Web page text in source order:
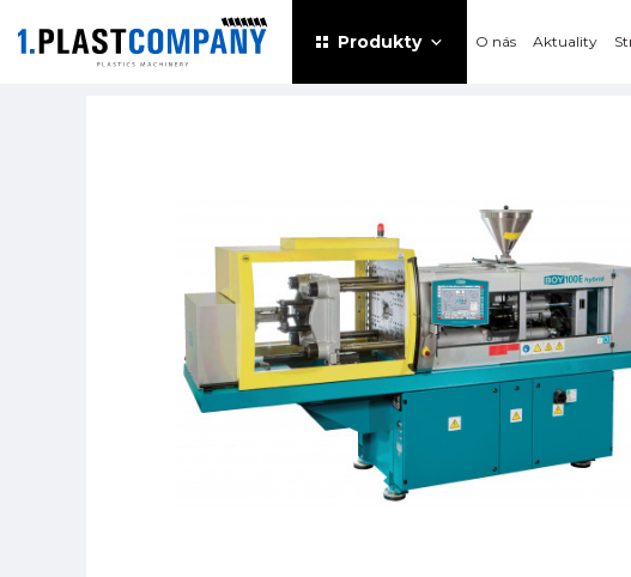
Produkty O nás Aktuality